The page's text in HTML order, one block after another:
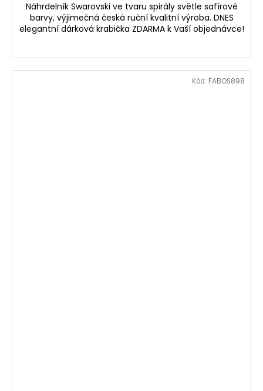
Náhrdelník Swarovski ve tvaru spirály světle safírové
barvy, výjimečná česká ruční kvalitní výroba. DNES
elegantní dárková krabička ZDARMA k Vaší objednávce!
Kód: FABOS898